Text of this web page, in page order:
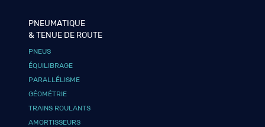
PNEUMATIQUE
& TENUE DE ROUTE
PNEUS
ÉQUILIBRAGE
PARALLÉLISME
GÉOMÉTRIE
TRAINS ROULANTS
AMORTISSEURS